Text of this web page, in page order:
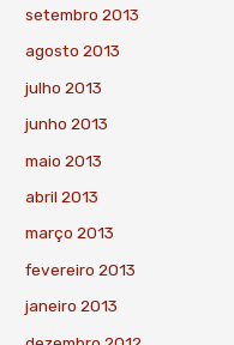
setembro 2013
agosto 2013
julho 2013
junho 2013
maio 2013
abril 2013
março 2013
fevereiro 2013
janeiro 2013